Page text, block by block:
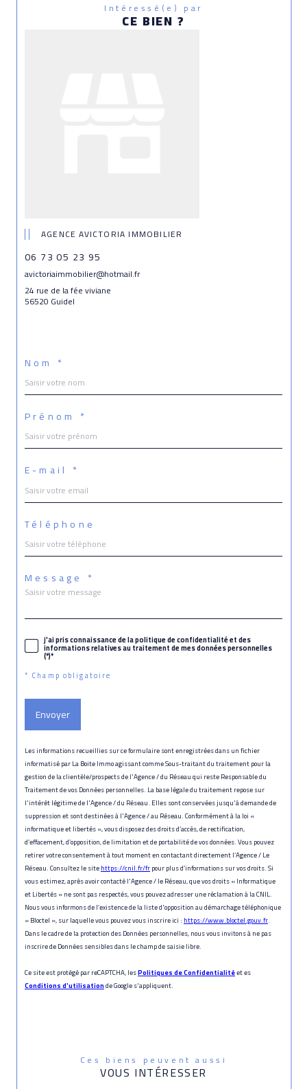
Intéressé(e) par
CE BIEN ?
AGENCE AVICTORIA IMMOBILIER
06 73 05 23 95
avictoriaimmobilier@hotmail.fr
24 rue de la fée viviane
56520 Guidel
Nom *
Prénom *
E-mail *
Téléphone
Message *
j'ai pris connaissance de la politique de confidentialité et des
informations relatives au traitement de mes données personnelles
(*)*
* Champ obligatoire
Envoyer
Les informations recueillies sur ce formulaire sont enregistrées dans un fichier
informatisé par La Boite Immo agissant comme Sous-traitant du traitement pour la
gestion de la clientèle/prospects de l'Agence / du Réseau qui reste Responsable du
Traitement de vos Données personnelles. La base légale du traitement repose sur
l'intérêt légitime de l'Agence / du Réseau. Elles sont conservées jusqu'à demande de
suppression et sont destinées à l'Agence / au Réseau. Conformément à la loi «
informatique et libertés », vous disposez des droits d’accès, de rectification,
d’effacement, d’opposition, de limitation et de portabilité de vos données. Vous pouvez
retirer votre consentement à tout moment en contactant directement l’Agence / Le
Réseau. Consultez le sitehttps://cnil.fr/frpour plus d’informations sur vos droits. Si
vous estimez, après avoir contacté l'Agence / le Réseau, que vos droits « Informatique
et Libertés » ne sont pas respectés, vous pouvez adresser une réclamation à la CNIL.
Nous vous informons de l’existence de la liste d'opposition au démarchage téléphonique
« Bloctel », sur laquelle vous pouvez vous inscrire ici : https://www.bloctel.gouv.fr.
Dans le cadre de la protection des Données personnelles, nous vous invitons à ne pas
inscrire de Données sensibles dans le champ de saisie libre.
Ce site est protégé par reCAPTCHA, lesPolitiques de Confidentialitéet es
Conditions d'utilisationde Google s'appliquent.
Ces biens peuvent aussi
VOUS INTÉRESSER